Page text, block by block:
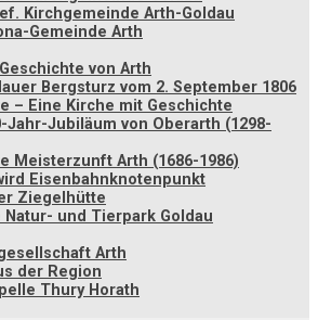
Kirchgemeinde Arth-Goldau
Gemeinde Arth
von Arth
Bergsturz vom 2. September 1806
– Eine Kirche mit Geschichte
Jahr-Jubiläum von Oberarth (1298-
Meisterzunft Arth (1686-1986)
Eisenbahnknotenpunkt
Ziegelhütte
Natur- und Tierpark Goldau
Arth
der Region
Thury Horath